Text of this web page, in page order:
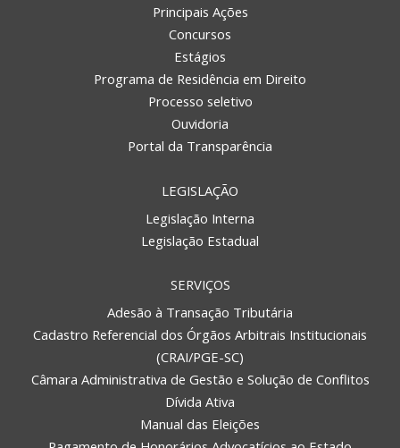
Principais Ações
Concursos
Estágios
Programa de Residência em Direito
Processo seletivo
Ouvidoria
Portal da Transparência
LEGISLAÇÃO
Legislação Interna
Legislação Estadual
SERVIÇOS
Adesão à Transação Tributária
Cadastro Referencial dos Órgãos Arbitrais Institucionais
(CRAI/PGE-SC)
Câmara Administrativa de Gestão e Solução de Conflitos
Dívida Ativa
Manual das Eleições